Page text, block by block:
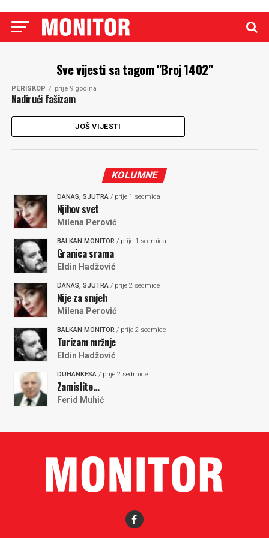
Sve vijesti sa tagom "Broj 1402"
PERISKOP prije 9 godina
Nadirući fašizam
JOŠ VIJESTI
KOLUMNE
DANAS, SJUTRA/ prije 1 sedmica
Njihov svet
Milena Perović
BALKAN MONITOR/ prije 1 sedmica
Granica srama
Eldin Hadžović
DANAS, SJUTRA/ prije 2 sedmice
Nije za smjeh
Milena Perović
BALKAN MONITOR/ prije 2 sedmice
Turizam mržnje
Eldin Hadžović
DUHANKESA/ prije 2 sedmice
Zamislite…
Ferid Muhić